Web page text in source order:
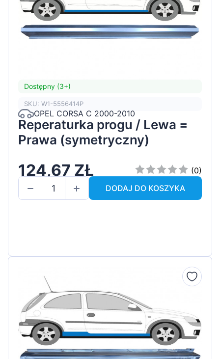
Dostępny (3+)
SKU: W1-5556414P
OPEL CORSA C 2000-2010
Reperaturka progu / Lewa =
Prawa (symetryczny)
124,67 ZŁ
(0)
DODAJ DO KOSZYKA